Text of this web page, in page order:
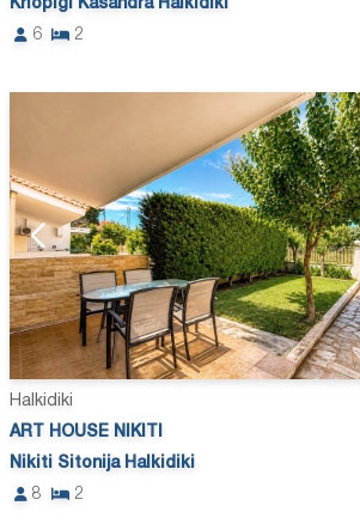
Kriopigi Kasandra Halkidiki
6
2
Halkidiki
ART HOUSE NIKITI
Nikiti Sitonija Halkidiki
8
2